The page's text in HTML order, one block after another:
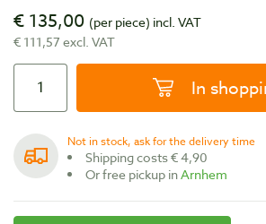
€ 135,00 (per piece) incl. VAT
€ 111,57 excl. VAT
In
Not in stock, ask for the delivery time
Shipping costs € 4,90
Or free pickup inArnhem